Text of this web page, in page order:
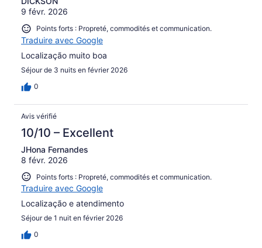
9 févr. 2026
Points forts : Propreté, commodités et communication.
Traduire avec Google
Localização muito boa
Séjour de 3 nuits en février 2026
0
Avis vérifié
10/10 – Excellent
JHona Fernandes
8 févr. 2026
Points forts : Propreté, commodités et communication.
Traduire avec Google
Localização e atendimento
Séjour de 1 nuit en février 2026
0